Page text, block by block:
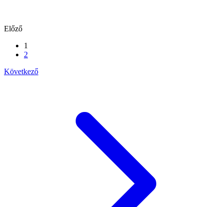
Előző
1
2
Következő